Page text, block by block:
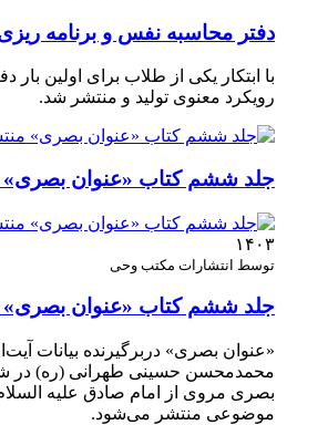
دفتر محاسبه نفس و برنامه
با ابتکار یکی از طلاب برای اولین بار
رویکرد معنوی تولید و منتشر شد.
جلد ششم کتاب «عنوان
۱۴۰۳
توسط انتشارات مکتب وحی
جلد ششم کتاب «عنوان
«عنوان بصری» دربرگیرنده بیانات
محمدمحسن حسینی طهرانی (ره) در
بصری مروی از امام صادق علیه
موضوعی منتشر می‌شود.